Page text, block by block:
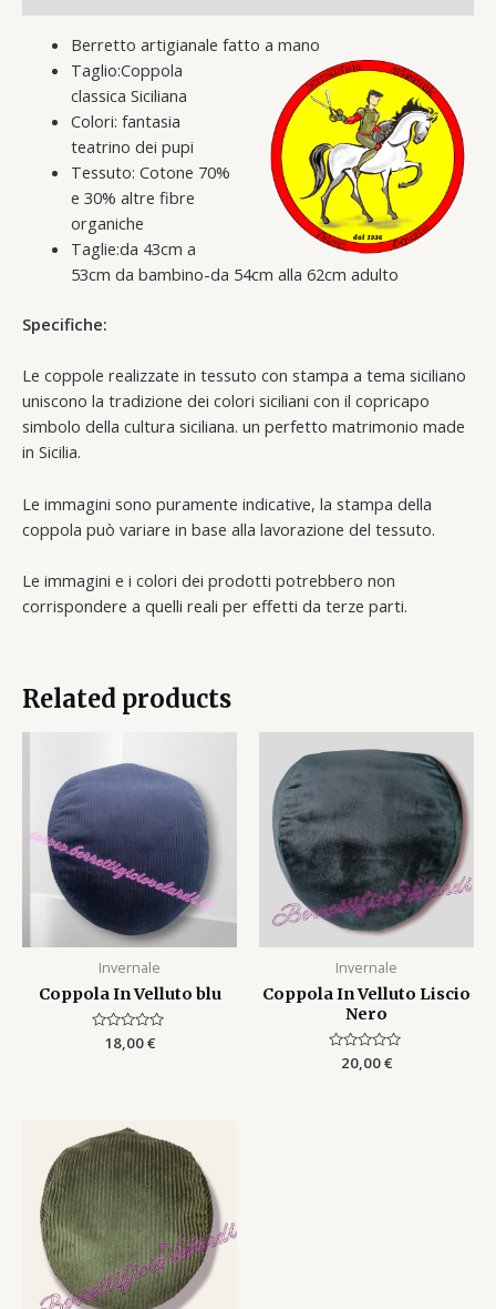
Berretto artigianale fatto a mano
Taglio:Coppola
classica Siciliana
Colori: fantasia
teatrino dei pupi
Tessuto: Cotone 70%
e 30% altre fibre
organiche
Taglie:da 43cm a
53cm da bambino-da 54cm alla 62cm adulto
Specifiche:
Le coppole realizzate in tessuto con stampa a tema siciliano
uniscono la tradizione dei colori siciliani con il copricapo
simbolo della cultura siciliana. un perfetto matrimonio made
in Sicilia.
Le immagini sono puramente indicative, la stampa della
coppola può variare in base alla lavorazione del tessuto.
Le immagini e i colori dei prodotti potrebbero non
corrispondere a quelli reali per effetti da terze parti.
Related products
Invernale
Coppola In Velluto blu
Rated
18,00€
Invernale
Coppola In Velluto Liscio
Nero
Rated
20,00€